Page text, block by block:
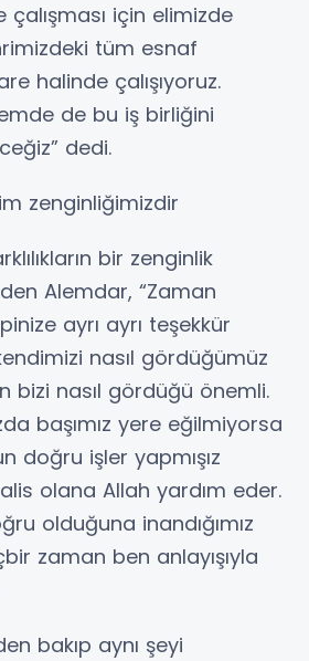
çalışması için elimizde
tüm esnaf
halinde çalışıyoruz.
de bu iş birliğini
dedi.
zenginliğimizdir
bir zenginlik
Alemdar, “Zaman
ayrı ayrı teşekkür
nasıl gördüğümüz
bizi nasıl gördüğü önemli.
başımız yere eğilmiyorsa
doğru işler yapmışız
olana Allah yardım eder.
olduğuna inandığımız
zaman ben anlayışıyla
bakıp aynı şeyi